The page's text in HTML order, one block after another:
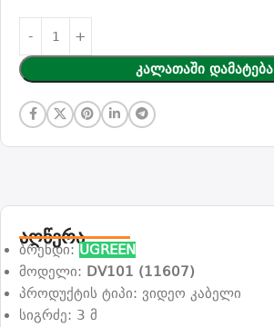
Კალათაში Დამატება
აღწერა
ბრენდი: UGREEN
მოდელი: DV101 (11607)
პროდუქტის ტიპი: ვიდეო კაბელი
სიგრძე: 3 მ